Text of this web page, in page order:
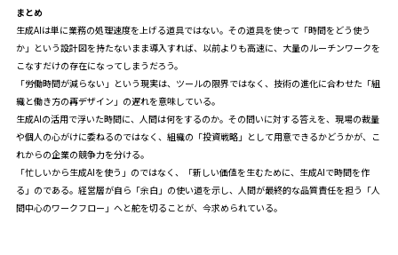
まとめ
生成AIは単に業務の処理速度を上げる道具ではない。その道具を使って「時間をどう使う
か」という設計図を持たないまま導入すれば、以前よりも高速に、大量のルーチンワークを
こなすだけの存在になってしまうだろう。
「労働時間が減らない」という現実は、ツールの限界ではなく、技術の進化に合わせた「組
織と働き方の再デザイン」の遅れを意味している。
生成AIの活用で浮いた時間に、人間は何をするのか。その問いに対する答えを、現場の裁量
や個人の心がけに委ねるのではなく、組織の「投資戦略」として用意できるかどうかが、こ
れからの企業の競争力を分ける。
「忙しいから生成AIを使う」のではなく、「新しい価値を生むために、生成AIで時間を作
る」のである。経営層が自ら「余白」の使い道を示し、人間が最終的な品質責任を担う「人
間中心のワークフロー」へと舵を切ることが、今求められている。